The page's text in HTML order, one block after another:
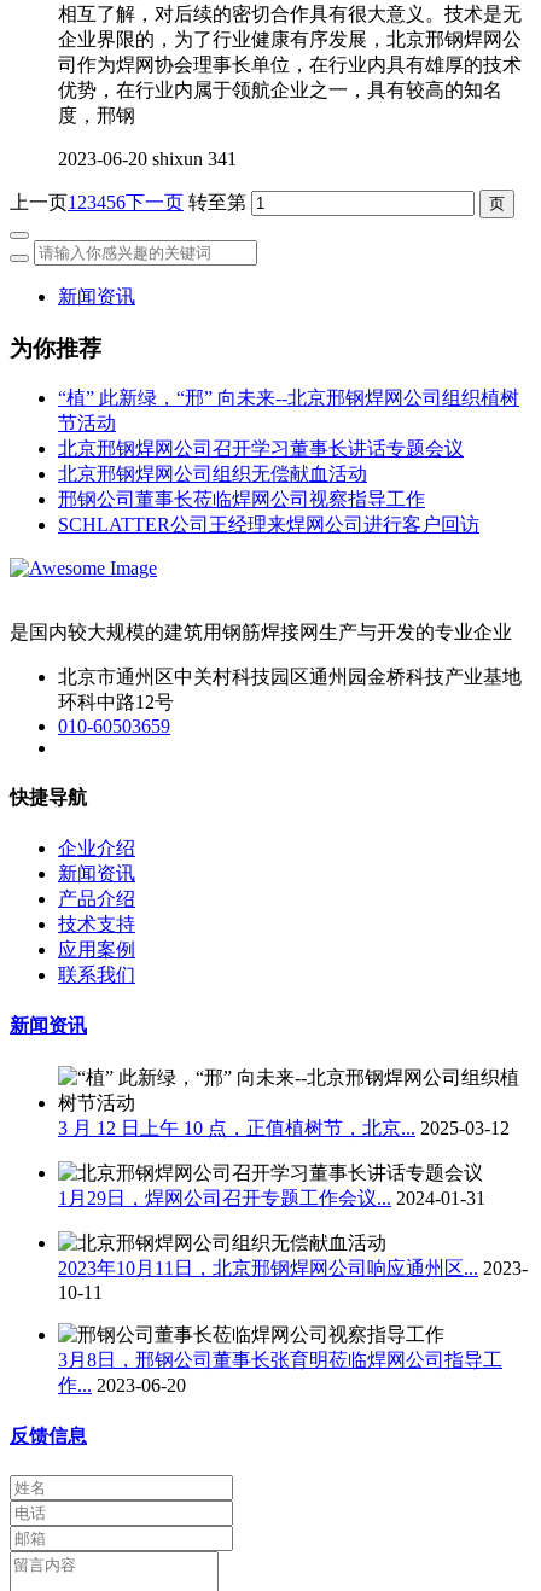
相互了解，对后续的密切合作具有很大意义。技术是无
企业界限的，为了行业健康有序发展，北京邢钢焊网公
司作为焊网协会理事长单位，在行业内具有雄厚的技术
优势，在行业内属于领航企业之一，具有较高的知名
度，邢钢
2023-06-20 shixun 341
上一页1 23456下一页 转至第
新闻资讯
为你推荐
“植” 此新绿，“邢” 向未来--北京邢钢焊网公司组织植树
节活动
北京邢钢焊网公司召开学习董事长讲话专题会议
北京邢钢焊网公司组织无偿献血活动
邢钢公司董事长莅临焊网公司视察指导工作
SCHLATTER公司王经理来焊网公司进行客户回访
是国内较大规模的建筑用钢筋焊接网生产与开发的专业企业
北京市通州区中关村科技园区通州园金桥科技产业基地
环科中路12号
010-60503659
快捷导航
企业介绍
新闻资讯
产品介绍
技术支持
应用案例
联系我们
新闻资讯
3 月 12 日上午 10 点，正值植树节，北京... 2025-03-12
1月29日，焊网公司召开专题工作会议... 2024-01-31
2023年10月11日，北京邢钢焊网公司响应通州区... 2023-
10-11
3月8日，邢钢公司董事长张育明莅临焊网公司指导工
作... 2023-06-20
反馈信息